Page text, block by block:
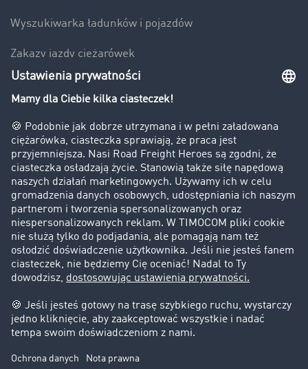
Wyszukiwarka ładunków i pojazdów
Zakazy jazdy ciężarówek
Bezpieczeństwo
Firma
Historie sukcesu
Klienci pozyskują nowych klientów
Informacje prawne
Impressum
OWU
Ochrona danych
Ustawienia plików cookies